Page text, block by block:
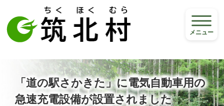
メニュー
「道の駅さかきた」に電気自動車用の
急速充電設備が設置されました